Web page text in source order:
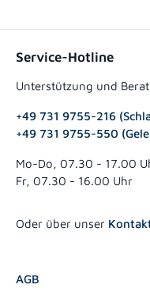
Service-Hotline
Unterstützung und
+49 731 9755-216
+49 731 9755-550
Mo-Do, 07.30 - 17.00
Fr, 07.30 - 16.00 Uhr
Oder über unser
AGB